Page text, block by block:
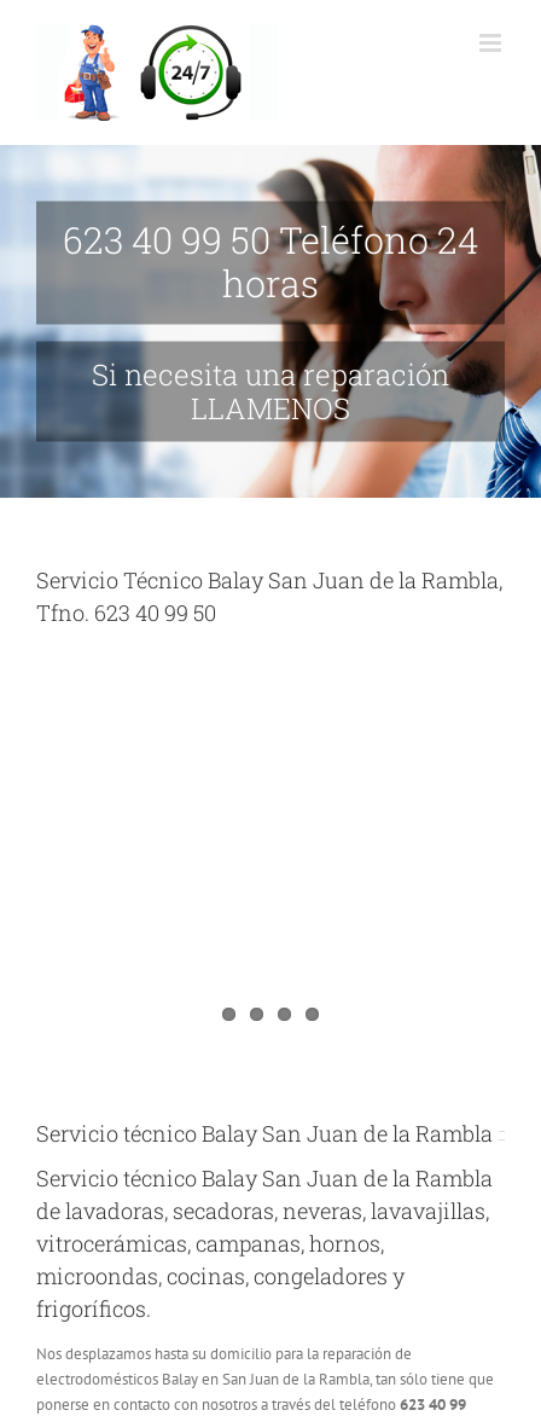
623 40 99 50 Teléfono 24
horas
Si necesita una reparación
LLAMENOS
Servicio Técnico Balay San Juan de la Rambla,
Tfno. 623 40 99 50
Servicio técnico Balay San Juan de la Rambla
Servicio técnico Balay San Juan de la Rambla
de lavadoras, secadoras, neveras, lavavajillas,
vitrocerámicas, campanas, hornos,
microondas, cocinas, congeladores y
frigoríficos.
Nos desplazamos hasta su domicilio para la reparación de
electrodomésticos Balay en San Juan de la Rambla, tan sólo tiene que
ponerse en contacto con nosotros a través del teléfono623 40 99